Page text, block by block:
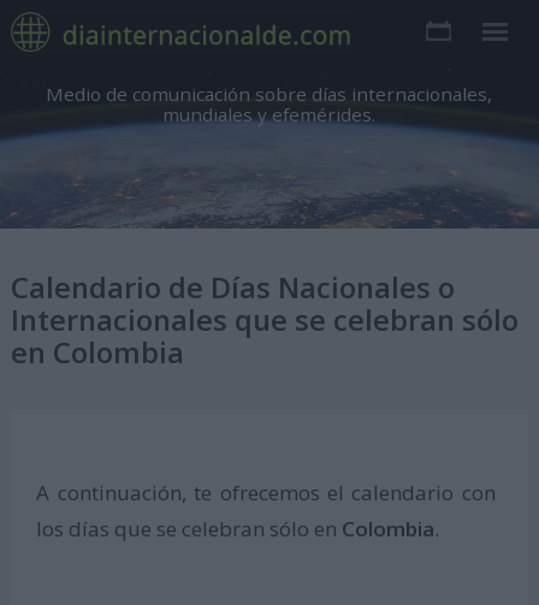
Medio de comunicación sobre días internacionales,
mundiales y efemérides.
Calendario de Días Nacionales o
Internacionales que se celebran sólo
en Colombia
A continuación, te ofrecemos el calendario con
los días que se celebran sólo en Colombia.